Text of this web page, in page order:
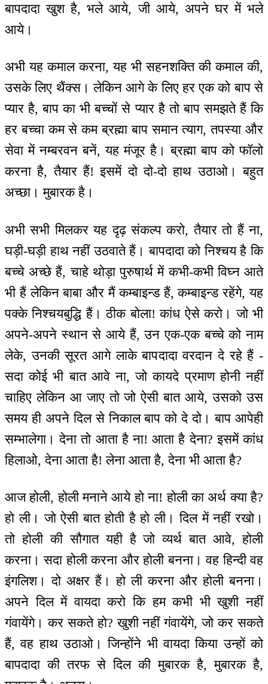
बापदादा खुश है, भले आये, जी आये, अपने घर में भले
आये।
अभी यह कमाल करना, यह भी सहनशक्ति की कमाल की,
उसके लिए थैंक्स। लेकिन आगे के लिए हर एक को बाप से
प्यार है, बाप का भी बच्चों से प्यार है तो बाप समझते हैं कि
हर बच्चा कम से कम ब्रह्मा बाप समान त्याग, तपस्या और
सेवा में नम्बरवन बनें, यह मंजूर है। ब्रह्मा बाप को फॉलो
करना है, तैयार हैं! इसमें दो दो-दो हाथ उठाओ। बहुत
अच्छा। मुबारक है।
अभी सभी मिलकर यह दृढ़ संकल्प करो, तैयार तो हैं ना,
घड़ी-घड़ी हाथ नहीं उठवाते हैं। बापदादा को निश्चय है कि
बच्चे अच्छे हैं, चाहे थोड़ा पुरुषार्थ में कभी-कभी विघ्न आते
भी हैं लेकिन बाबा और मैं कम्बाइन्ड हैं, कम्बाइन्ड रहेंगे, यह
पक्के निश्चयबुद्धि हैं। ठीक बोला! कांध ऐसे करो। जो भी
अपने-अपने स्थान से आये हैं, उन एक-एक बच्चे को नाम
लेके, उनकी सूरत आगे लाके बापदादा वरदान दे रहे हैं -
सदा कोई भी बात आवे ना, जो कायदे प्रमाण होनी नहीं
चाहिए लेकिन आ जाए तो जो ऐसी बात आये, उसको उस
समय ही अपने दिल से निकाल बाप को दे दो। बाप आपेही
सम्भालेगा। देना तो आता है ना! आता है देना? इसमें कांध
हिलाओ, देना आता है! लेना आता है, देना भी आता है?
आज होली, होली मनाने आये हो ना! होली का अर्थ क्या है?
हो ली। जो ऐसी बात होती है हो ली। दिल में नहीं रखो।
तो होली की सौगात यही है जो व्यर्थ बात आवे, होली
करना। सदा होली करना और होली बनना। वह हिन्दी वह
इंगलिश। दो अक्षर हैं। हो ली करना और होली बनना।
अपने दिल में वायदा करो कि हम कभी भी खुशी नहीं
गंवायेंगे। कर सकते हो? खुशी नहीं गंवायेंगे, जो कर सकते
हैं, वह हाथ उठाओ। जिन्होंने भी वायदा किया उन्हों को
बापदादा की तरफ से दिल की मुबारक है, मुबारक है,